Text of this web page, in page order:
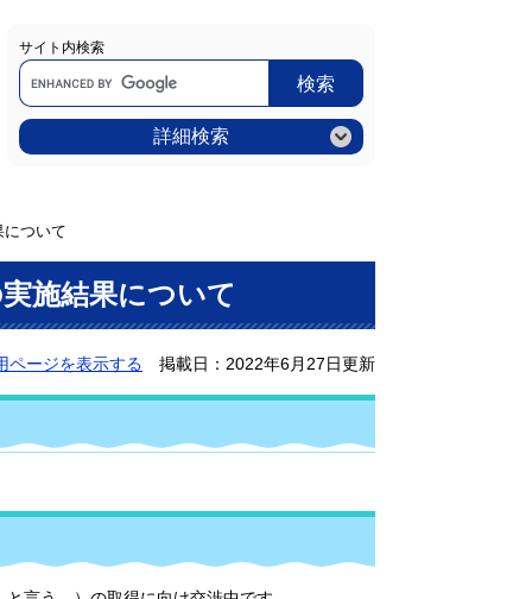
サイト内検索
Google
カ
ス
タ
ム
検
詳細検索
ついて
施結果について
ページを表示する 掲載日：2022年6月27日更新